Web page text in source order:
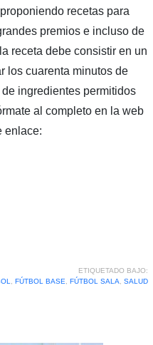
recetas para
premios e incluso de
receta debe consistir en un
los cuarenta minutos de
ingredientes permitidos
al completo en la web
enlace:
ETIQUETADO BAJO:
FÚTBOL BASE FÚTBOL SALA SALUD